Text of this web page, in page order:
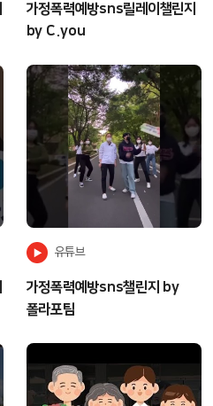
가정폭력예방sns릴레이챌린지
by C.you
유튜브
가정폭력예방sns챌린지 by
폴라포팀